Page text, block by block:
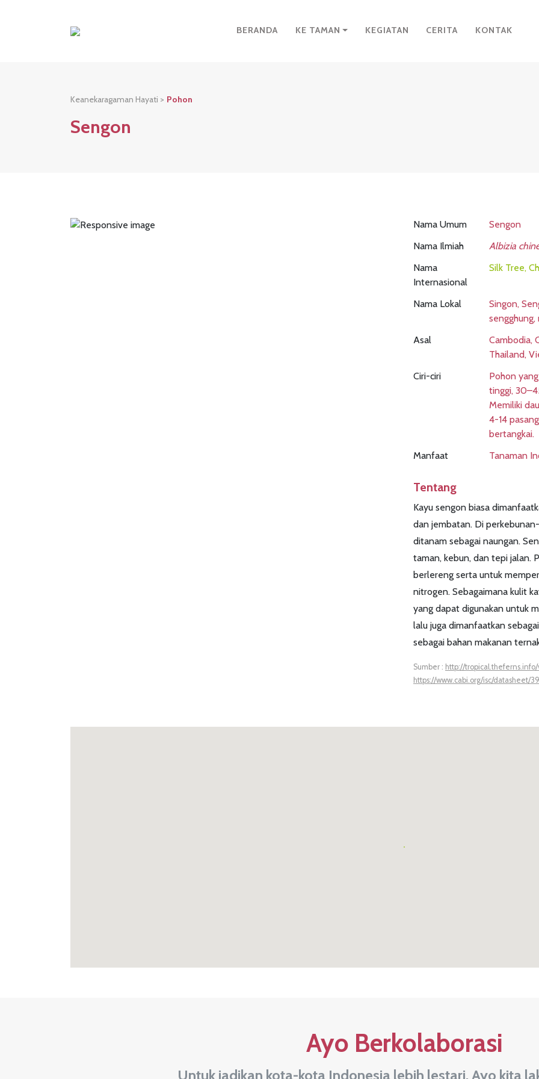
BERANDA KE TAMAN KEGIATAN CERITA KONTAK
Keanekaragaman Hayati > Pohon
Sengon
Nama Umum
Sengon
Nama Ilmiah
Albizia
Nama
Internasional
Silk Tree,
Nama Lokal
Singon,
Asal
Cambodia,
Thailand,
Ciri-ciri
Pohon
tinggi,
Memiliki
4-14
bertangkai.
Manfaat
Tanaman
Tentang
Kayu sengon biasa
dan jembatan. Di
ditanam sebagai naungan.
taman, kebun, dan tepi jalan.
berlereng serta untuk
nitrogen. Sebagaimana kulit
yang dapat digunakan untuk
lalu juga dimanfaatkan
sebagai bahan makanan
Sumber : http://
https://www.cabi.org/isc/datasheet/
Ayo Berkolaborasi
Untuk jadikan kota-kota Indonesia lebih lestari, Ayo kita